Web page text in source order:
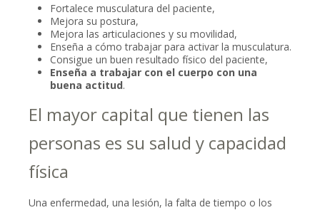
Fortalece musculatura del paciente,
Mejora su postura,
Mejora las articulaciones y su movilidad,
Enseña a cómo trabajar para activar la musculatura.
Consigue un buen resultado físico del paciente,
Enseña a trabajar con el cuerpo con una
buena actitud.
El mayor capital que tienen las
personas es su salud y capacidad
física
Una enfermedad, una lesión, la falta de tiempo o los